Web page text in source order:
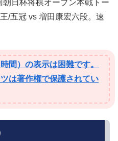
日杯将棋オープン本戦トー
/五冠 vs 増田康宏六段。速
間）の表示は困難です。
は著作権で保護されてい